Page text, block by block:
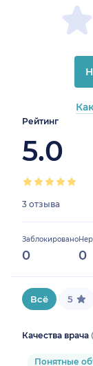
Рейтинг
5.0
3 отзыва
Заблокировано
0 0
0%
0%
0%
progress:
Всё 5
Качества врача
Понятные